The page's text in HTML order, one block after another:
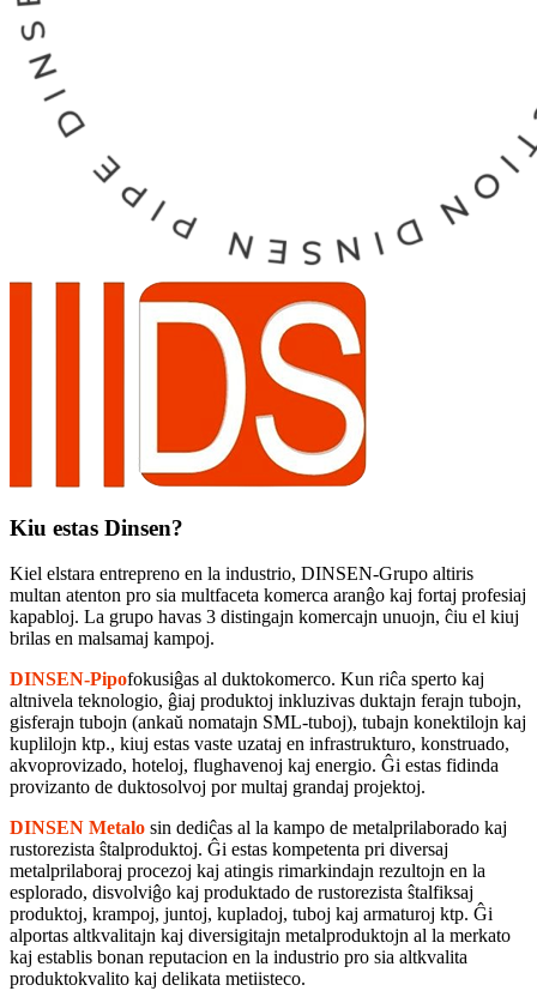
Kiu estas Dinsen?
Kiel elstara entrepreno en la industrio, DINSEN-Grupo altiris
multan atenton pro sia multfaceta komerca aranĝo kaj fortaj profesiaj
kapabloj. La grupo havas 3 distingajn komercajn unuojn, ĉiu el kiuj
brilas en malsamaj kampoj.
DINSEN-Pipofokusiĝas al duktokomerco. Kun riĉa sperto kaj
altnivela teknologio, ĝiaj produktoj inkluzivas duktajn ferajn tubojn,
gisferajn tubojn (ankaŭ nomatajn SML-tuboj), tubajn konektilojn kaj
kuplilojn ktp., kiuj estas vaste uzataj en infrastrukturo, konstruado,
akvoprovizado, hoteloj, flughavenoj kaj energio. Ĝi estas fidinda
provizanto de duktosolvoj por multaj grandaj projektoj.
DINSEN Metalo sin dediĉas al la kampo de metalprilaborado kaj
rustorezista ŝtalproduktoj. Ĝi estas kompetenta pri diversaj
metalprilaboraj procezoj kaj atingis rimarkindajn rezultojn en la
esplorado, disvolviĝo kaj produktado de rustorezista ŝtalfiksaj
produktoj, krampoj, juntoj, kupladoj, tuboj kaj armaturoj ktp. Ĝi
alportas altkvalitajn kaj diversigitajn metalproduktojn al la merkato
kaj establis bonan reputacion en la industrio pro sia altkvalita
produktokvalito kaj delikata metiisteco.